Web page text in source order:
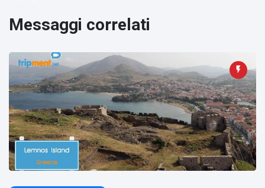
bambina
Brown
incoraggia
essere
creativa
Anne
Hathaway
definisce
Tom
Holland 'il
figlio dei
sogni’
31
Visualizzazioni
Messaggi correlati